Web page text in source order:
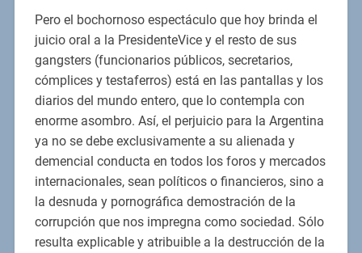
Pero el bochornoso espectáculo que hoy brinda el
juicio oral a la PresidenteVice y el resto de sus
gangsters (funcionarios públicos, secretarios,
cómplices y testaferros) está en las pantallas y los
diarios del mundo entero, que lo contempla con
enorme asombro. Así, el perjuicio para la Argentina
ya no se debe exclusivamente a su alienada y
demencial conducta en todos los foros y mercados
internacionales, sean políticos o financieros, sino a
la desnuda y pornográfica demostración de la
corrupción que nos impregna como sociedad. Sólo
resulta explicable y atribuible a la destrucción de la